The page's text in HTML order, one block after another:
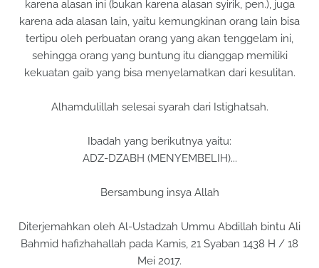
karena alasan ini (bukan karena alasan syirik, pen.), juga
karena ada alasan lain, yaitu kemungkinan orang lain bisa
tertipu oleh perbuatan orang yang akan tenggelam ini,
sehingga orang yang buntung itu dianggap memiliki
kekuatan gaib yang bisa menyelamatkan dari kesulitan.
Alhamdulillah selesai syarah dari Istighatsah.
Ibadah yang berikutnya yaitu:
ADZ-DZABH (MENYEMBELIH)...
Bersambung insya Allah
Diterjemahkan oleh Al-Ustadzah Ummu Abdillah bintu Ali
Bahmid hafizhahallah pada Kamis, 21 Syaban 1438 H / 18
Mei 2017.